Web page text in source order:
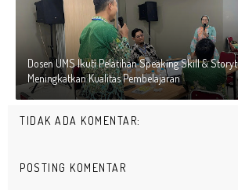
Dosen UMS Ikuti Pelatihan Speaking Skill &
Meningkatkan Kualitas Pembelajaran
TIDAK ADA KOMENTAR:
POSTING KOMENTAR